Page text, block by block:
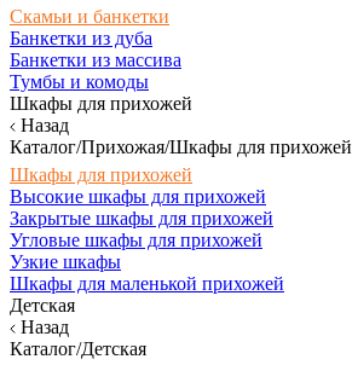
Скамьи и банкетки
Банкетки из дуба
Банкетки из массива
Тумбы и комоды
Шкафы для прихожей
Назад
Каталог/Прихожая/Шкафы для прихожей
Шкафы для прихожей
Высокие шкафы для прихожей
Закрытые шкафы для прихожей
Угловые шкафы для прихожей
Узкие шкафы
Шкафы для маленькой прихожей
Детская
Назад
Каталог/Детская